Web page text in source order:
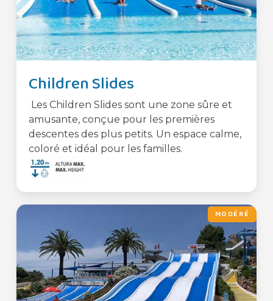
Children Slides
Les Children Slides sont une zone sûre et
amusante, conçue pour les premières
descentes des plus petits. Un espace calme,
coloré et idéal pour les familles.
MODÉRÉ